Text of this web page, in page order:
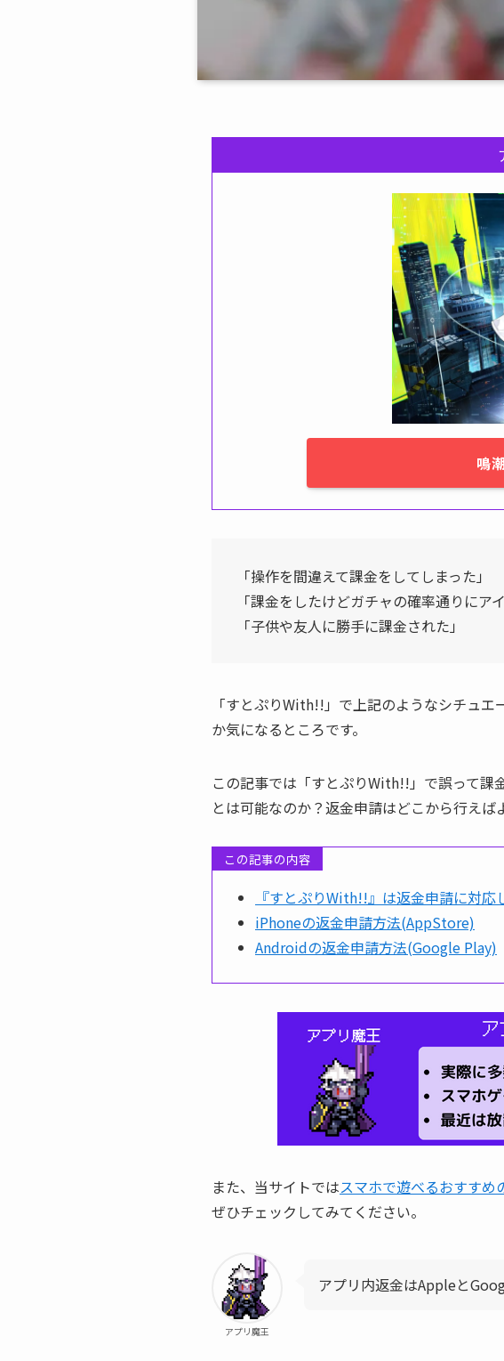
鳴
「操作を間違えて課金をしてしまった」
「課金をしたけどガチャの確率通りにア
「子供や友人に勝手に課金された」
「すとぷりWith!!」で上記のようなシチュ
か気になるところです。
この記事では「すとぷりWith!!」で誤って課
とは可能なのか？返金申請はどこから行えば
この記事の内容
『すとぷりWith!!』は返金申請に対応
iPhoneの返金申請方法(AppStore)
Androidの返金申請方法(Google Play)
また、当サイトではスマホで遊べるおすすめ
ぜひチェックしてみてください。
アプリ魔王
アプリ内返金はAppleと